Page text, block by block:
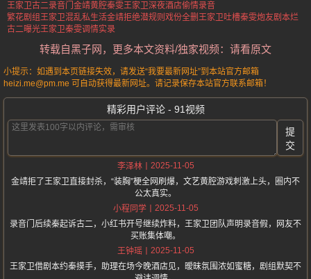
王家卫古二录音门金靖黄腔秦雯王家卫深夜酒店偷情录音
繁花剧组王家卫混乱私生活金靖拒绝潜规则戏份全删王家卫吐槽秦雯炮友剧本烂
古二曝光王家卫秦雯调情实录
转载自黑子网，更多本文资料/独家视频：请看原文
小提示：如遇到本页链接失效，请发送“我要最新网址”到本站官方邮箱
heizi.me@pm.me 可自动获得最新网址。请记录保存本站官方联系邮箱！
精彩用户评论 - 91视频
提
交
李泽林
2025-11-05
金靖拒了王家卫直接封杀，“装胸”梗全网刷爆，文艺黄腔游戏刺激上头，圈内不
公太真实。
小程同学
2025-11-05
录音门后续秦起诉古二，小红书开号继续炸料，王家卫团队声明录音假，网友不
买账集体嘲。
王钟瑶
2025-11-05
王家卫借剧本约秦摸手，助理在场今晚酒店见，暧昧氛围浓如蜜糖，剧组默契不